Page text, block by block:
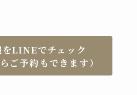
LINEでチェック
ご予約もできます）